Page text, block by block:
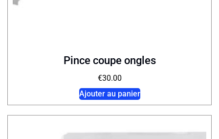
Pince coupe ongles
€30.00
Ajouter au panier